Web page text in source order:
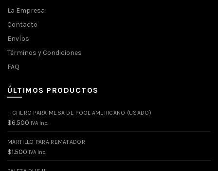
La Empresa
Contacto
Envíos
Términos y Condiciones
FAQ
ÚLTIMOS PRODUCTOS
FICHERO PARA MESA DE POOL AMERICANO (USADO)
$6.500 IVA Inc.
MARTILLO PARA REMATADOR
$1.500 IVA Inc.